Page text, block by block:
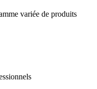
variée de produits